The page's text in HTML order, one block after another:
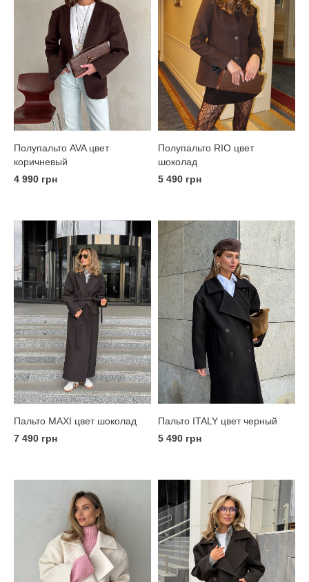
Полупальто AVA цвет
коричневый
4 990 грн
Полупальто RIO цвет
шоколад
5 490 грн
Пальто MAXI цвет шоколад
7 490 грн
Пальто ITALY цвет черный
5 490 грн